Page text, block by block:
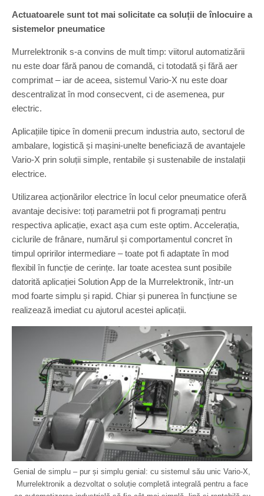
Actuatoarele sunt tot mai solicitate ca soluții de înlocuire a
sistemelor pneumatice
Murrelektronik s-a convins de mult timp: viitorul automatizării
nu este doar fără panou de comandă, ci totodată și fără aer
comprimat – iar de aceea, sistemul Vario-X nu este doar
descentralizat în mod consecvent, ci de asemenea, pur
electric.
Aplicațiile tipice în domenii precum industria auto, sectorul de
ambalare, logistică și mașini-unelte beneficiază de avantajele
Vario-X prin soluții simple, rentabile și sustenabile de instalații
electrice.
Utilizarea acționărilor electrice în locul celor pneumatice oferă
avantaje decisive: toți parametrii pot fi programați pentru
respectiva aplicație, exact așa cum este optim. Accelerația,
ciclurile de frânare, numărul și comportamentul concret în
timpul opririlor intermediare – toate pot fi adaptate în mod
flexibil în funcție de cerințe. Iar toate acestea sunt posibile
datorită aplicației Solution App de la Murrelektronik, într-un
mod foarte simplu și rapid. Chiar și punerea în funcțiune se
realizează imediat cu ajutorul acestei aplicații.
Genial de simplu – pur și simplu genial: cu sistemul său unic Vario-X,
Murrelektronik a dezvoltat o soluție completă integrală pentru a face